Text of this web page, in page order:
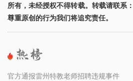
所有，未经授权不得转载。转载请联
尊重原创的行为我们将追究责任。
官方通报雷州特教老师招聘违规事件